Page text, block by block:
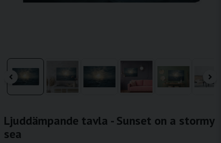
Ljuddämpande tavla - Sunset on a stormy
sea